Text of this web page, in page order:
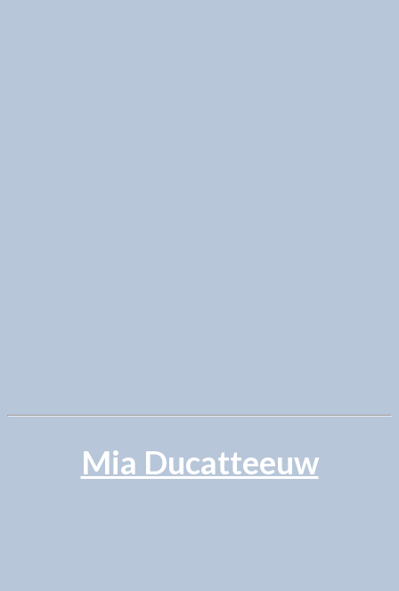
Mia Ducatteeuw